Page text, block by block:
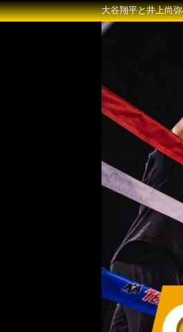
大谷翔平と井上尚